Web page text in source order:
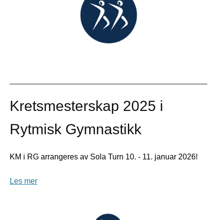
Kretsmesterskap 2025 i
Rytmisk Gymnastikk
KM i RG arrangeres av Sola Turn 10. - 11. januar 2026!
Les mer